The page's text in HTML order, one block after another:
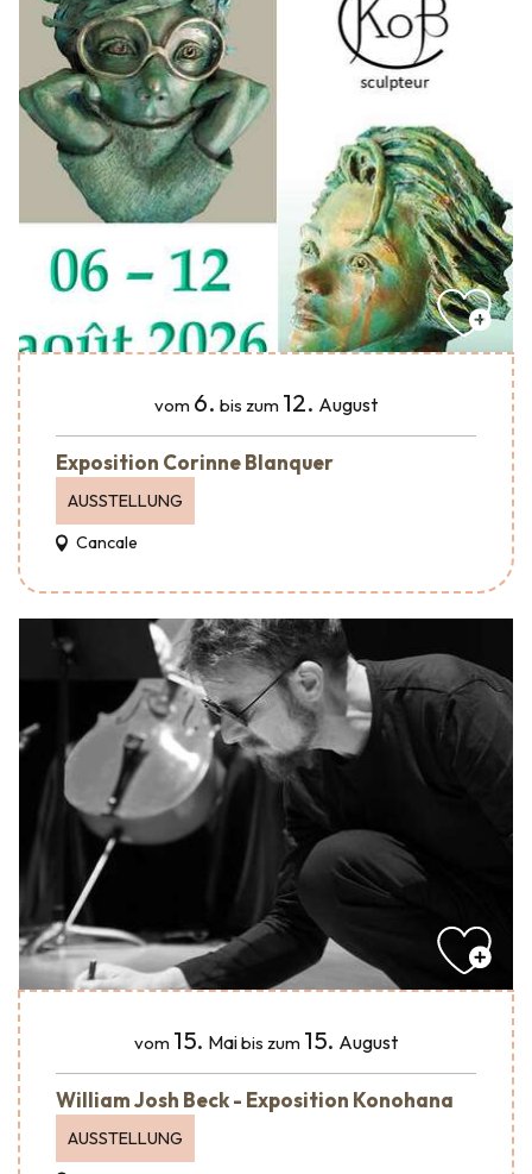
vom 6. bis zum 12. August
Exposition Corinne Blanquer
AUSSTELLUNG
Cancale
vom 15. Maibis zum 15. August
William Josh Beck - Exposition Konohana
AUSSTELLUNG